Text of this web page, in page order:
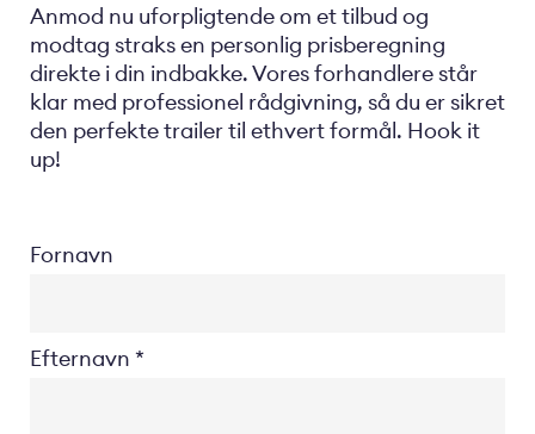
Anmod nu uforpligtende om et tilbud og
modtag straks en personlig prisberegning
direkte i din indbakke. Vores forhandlere står
klar med professionel rådgivning, så du er sikret
den perfekte trailer til ethvert formål. Hook it
up!
Fornavn
Efternavn